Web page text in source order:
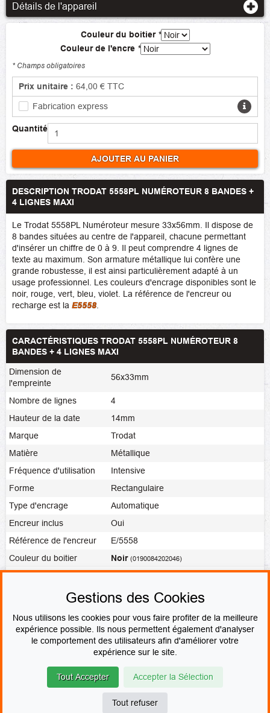
Détails de l'appareil
Couleur du boitier *
Couleur de l'encre *
* Champs obligatoires
Prix unitaire : 64,00 € TTC
Fabrication express
Quantité
AJOUTER AU PANIER
DESCRIPTION TRODAT 5558PL NUMÉROTEUR 8 BANDES +
4 LIGNES MAXI
Le Trodat 5558PL Numéroteur mesure 33x56mm. Il dispose de
8 bandes situées au centre de l'appareil, chacune permettant
d'insérer un chiffre de 0 à 9. Il peut comprendre 4 lignes de
texte au maximum. Son armature métallique lui confère une
grande robustesse, il est ainsi particulièrement adapté à un
usage professionnel. Les couleurs d'encrage disponibles sont le
noir, rouge, vert, bleu, violet. La référence de l'encreur ou
recharge est la E5558
CARACTÉRISTIQUES TRODAT 5558PL NUMÉROTEUR 8
BANDES + 4 LIGNES MAXI
Dimension de
l'empreinte
56x33mm
Nombre de lignes
4
Hauteur de la date
14mm
Marque
Trodat
Matière
Métallique
Fréquence d'utilisation
Intensive
Forme
Rectangulaire
Type d'encrage
Automatique
Encreur inclus
Oui
Référence de l'encreur
E/5558
Couleur du boitier
Noir (0190084202046)
Noir,Rouge,Bleu,Vert,Vierge,
Fabrication express
PAIEMENT SÉCURISÉ
© Le fabricant de Tampons Contact
Mentions légales
Devenir revendeur
Gestions des Cookies
Nous utilisons les cookies pour vous faire profiter de la meilleure
expérience possible. Ils nous permettent également d'analyser
le comportement des utilisateurs afin d'améliorer votre
expérience sur le site.
Tout Accepter Accepter la Sélection
Tout refuser